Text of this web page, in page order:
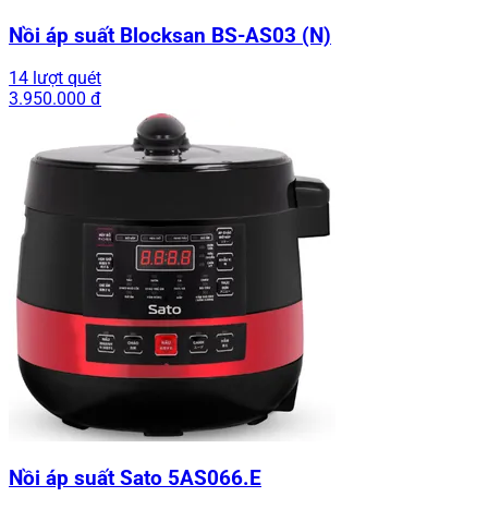
Nồi áp suất Blocksan BS-AS03 (N)
14 lượt quét
3.950.000 đ
Nồi áp suất Sato 5AS066.E